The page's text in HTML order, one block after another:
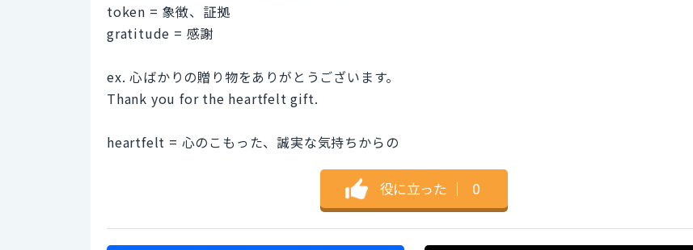
token = 象徴、証拠
gratitude = 感謝
ex. 心ばかりの贈り物をありがとうございます。
Thank you for the heartfelt gift.
heartfelt = 心のこもった、誠実な気持ちからの
役に立った ｜ 0